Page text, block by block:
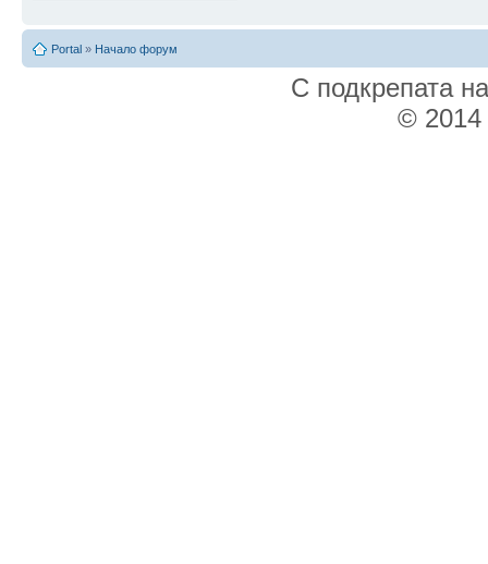
Portal » Начало форум
С подкрепата
© 2014